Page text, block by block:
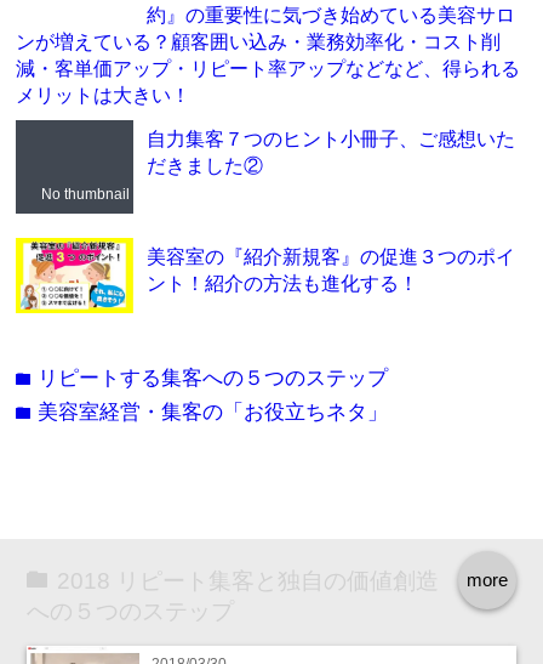
約』の重要性に気づき始めている美容サロ
ンが増えている？顧客囲い込み・業務効率化・コスト削
減・客単価アップ・リピート率アップなどなど、得られる
メリットは大きい！
No thumbnail
自力集客７つのヒント小冊子、ご感想いた
だきました②
美容室の『紹介新規客』の促進３つのポイ
ント！紹介の方法も進化する！
folder リピートする集客への５つのステップ
folder 美容室経営・集客の「お役立ちネタ」
more
2018 リピート集客と独自の価値創造
への５つのステップ